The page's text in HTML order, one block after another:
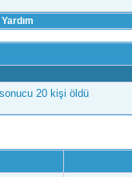
20 kişi öldü